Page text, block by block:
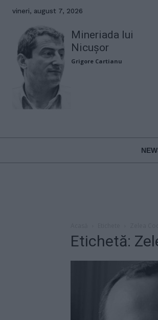
vineri, august 7, 2026
Mineriada lui
Nicușor
Grigore Cartianu
Etichetă: